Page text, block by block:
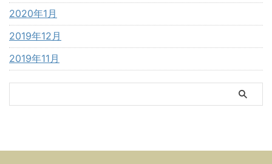
2020年1月
2019年12月
2019年11月